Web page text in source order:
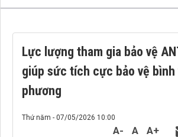
Lực lượng tham gia bảo vệ
giúp sức tích cực bảo vệ
phương
Thứ năm - 07/05/2026 10:00
A- A A+